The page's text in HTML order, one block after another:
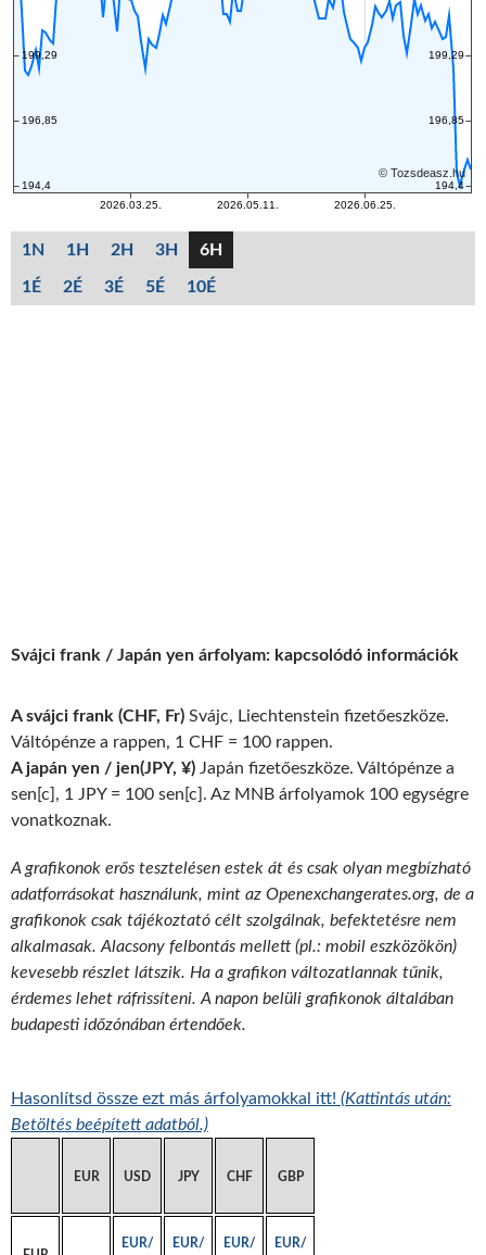
1N 1H 2H 3H 6H
1É 2É 3É 5É 10É
Svájci frank / Japán yen árfolyam: kapcsolódó információk
A svájci frank (CHF, Fr) Svájc, Liechtenstein fizetőeszköze.
Váltópénze a rappen, 1 CHF = 100 rappen.
A japán yen / jen(JPY, ¥) Japán fizetőeszköze. Váltópénze a
sen[c], 1 JPY = 100 sen[c]. Az MNB árfolyamok 100 egységre
vonatkoznak.
A grafikonok erős tesztelésen estek át és csak olyan megbízható
adatforrásokat használunk, mint az Openexchangerates.org, de a
grafikonok csak tájékoztató célt szolgálnak, befektetésre nem
alkalmasak. Alacsony felbontás mellett (pl.: mobil eszközökön)
kevesebb részlet látszik. Ha a grafikon változatlannak tűnik,
érdemes lehet ráfrissíteni. A napon belüli grafikonok általában
budapesti időzónában értendőek.
Hasonlítsd össze ezt más árfolyamokkal itt! (Kattintás után:
Betöltés beépített adatból.)
EUR USD JPY CHF GBP
EUR/
EUR/
EUR/
EUR/